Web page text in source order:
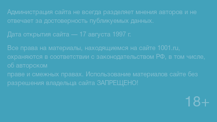
Администрация сайта не всегда разделяет мнения авторов и не
отвечает за достоверность публикуемых данных.
Дата открытия сайта — 17 августа 1997 г.
Все права на материалы, находящиемся на сайте 1001.ru,
охраняются в соответствии с законодательством РФ, в том числе,
об авторском
праве и смежных правах. Использование материалов сайте без
разрешения владельца сайта ЗАПРЕЩЕНО!
18+